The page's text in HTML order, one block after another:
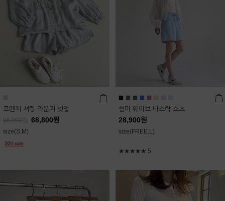
프렌치 셔링 라운지 셋업
86,000 68,800원
size(S,M)
썸머 웨이브 바스락 쇼츠
28,900원
size(FREE,L)
★★★★★ 5